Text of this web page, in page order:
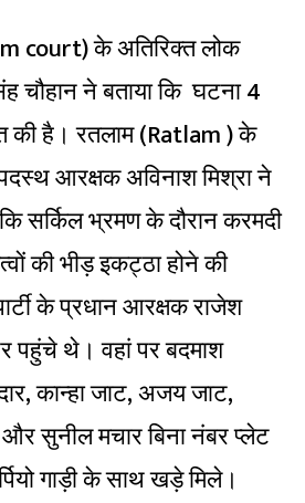
court) के अतिरिक्त लोक
चौहान ने बताया कि घटना 4
की है। रतलाम (Ratlam ) के
आरक्षक अविनाश मिश्रा ने
कि सर्किल भ्रमण के दौरान करमदी
की भीड़ इकट्ठा होने की
के प्रधान आरक्षक राजेश
पहुंचे थे। वहां पर बदमाश
कान्हा जाट, अजय जाट,
और सुनील मचार बिना नंबर प्लेट
गाड़ी के साथ खड़े मिले।